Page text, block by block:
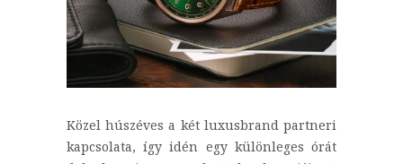
Közel húszéves a két luxusbrand partneri
kapcsolata, így idén egy különleges órát